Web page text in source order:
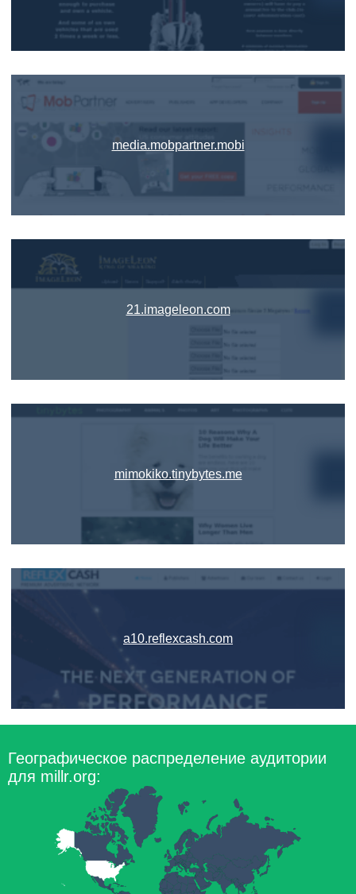
media.mobpartner.mobi
21.imageleon.com
mimokiko.tinybytes.me
a10.reflexcash.com
Географическое распределение аудитории
для millr.org: